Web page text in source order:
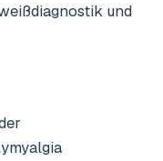
und